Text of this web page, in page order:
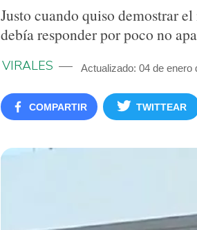
Justo cuando quiso demostrar
debía responder por poco no
VIRALES Actualizado: 04 de enero
COMPARTIR TWITTEAR